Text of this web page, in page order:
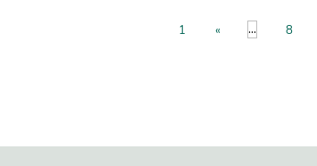
1 « ... 8